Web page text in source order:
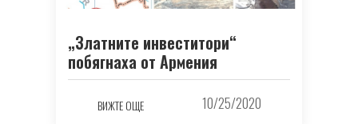
„Златните инвеститори“
побягнаха от Армения
ВИЖТЕ ОЩЕ 10/25/2020